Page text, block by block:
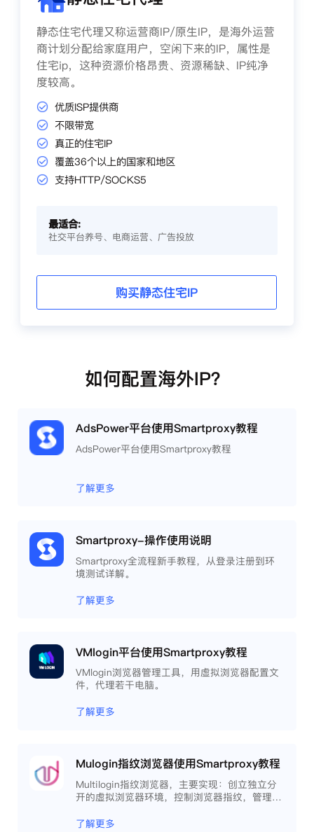
静态住宅代理又称运营商IP/原生IP，是海外运营
商计划分配给家庭用户，空闲下来的IP，属性是
住宅ip，这种资源价格昂贵、资源稀缺、IP纯净
度较高。
优质ISP提供商
不限带宽
真正的住宅IP
覆盖36个以上的国家和地区
支持HTTP/SOCKS5
最适合:
社交平台养号、电商运营、广告投放
购买静态住宅IP
如何配置海外IP？
AdsPower平台使用Smartproxy教程
AdsPower平台使用Smartproxy教程
了解更多
Smartproxy-操作使用说明
Smartproxy全流程新手教程，从登录注册到环
境测试详解。
了解更多
VMlogin平台使用Smartproxy教程
VMlogin浏览器管理工具，用虚拟浏览器配置文
件，代理若干电脑。
了解更多
Mulogin指纹浏览器使用Smartproxy教程
Multilogin指纹浏览器，主要实现：创立独立分
开的虚拟浏览器环境，控制浏览器指纹，管理多
程，开发网络自动化等。
了解更多